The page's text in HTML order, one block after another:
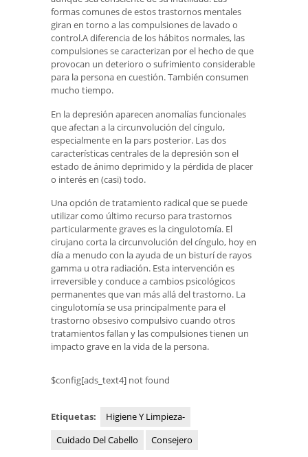
formas comunes de estos trastornos mentales
giran en torno a las compulsiones de lavado o
control.A diferencia de los hábitos normales, las
compulsiones se caracterizan por el hecho de que
provocan un deterioro o sufrimiento considerable
para la persona en cuestión. También consumen
mucho tiempo.
En la depresión aparecen anomalías funcionales
que afectan a la circunvolución del cíngulo,
especialmente en la pars posterior. Las dos
características centrales de la depresión son el
estado de ánimo deprimido y la pérdida de placer
o interés en (casi) todo.
Una opción de tratamiento radical que se puede
utilizar como último recurso para trastornos
particularmente graves es la cingulotomía. El
cirujano corta la circunvolución del cíngulo, hoy en
día a menudo con la ayuda de un bisturí de rayos
gamma u otra radiación. Esta intervención es
irreversible y conduce a cambios psicológicos
permanentes que van más allá del trastorno. La
cingulotomía se usa principalmente para el
trastorno obsesivo compulsivo cuando otros
tratamientos fallan y las compulsiones tienen un
impacto grave en la vida de la persona.
$config[ads_text4] not found
Etiquetas:
Higiene Y Limpieza-
Cuidado Del Cabello
Consejero